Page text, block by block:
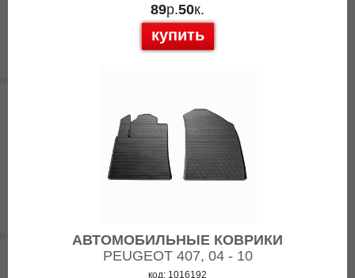
89р.50к.
купить
АВТОМОБИЛЬНЫЕ КОВРИКИ
PEUGEOT 407, 04 - 10
код: 1016192